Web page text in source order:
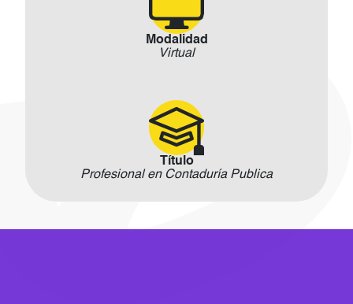
Modalidad
Virtual
Título
Profesional en Contaduría Publica